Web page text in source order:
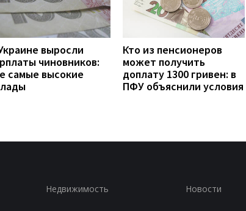
выросли
чиновников:
самые высокие
Кто из пенсионеров
может получить
доплату 1300 гривен: в
ПФУ объяснили условия
Недвижимость Новости